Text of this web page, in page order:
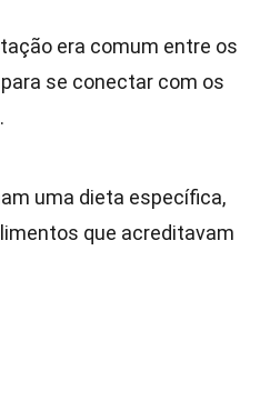
era comum entre os
se conectar com os
uma dieta específica,
que acreditavam